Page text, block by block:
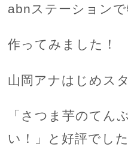
abnステーション
作ってみました！
山岡アナはじめス
「さつま芋のてん
い！」と好評でした